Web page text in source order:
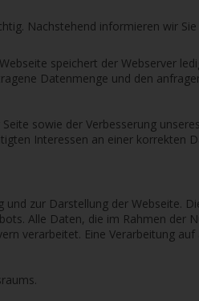
Nachstehend informieren wir
speichert der Webserver
Datenmenge und den
sowie der Verbesserung
Interessen an einer korrekten
zur Darstellung der Webseite.
Alle Daten, die im Rahmen der
verarbeitet. Eine Verarbeitung